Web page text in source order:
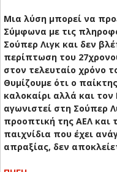
Μια λύση μπορεί να
Σύμφωνα με τις
Σούπερ Λιγκ και δεν
περίπτωση του
στον τελευταίο χρόνο
Θυμίζουμε ότι ο
καλοκαίρι αλλά και
αγωνιστεί στη Σούπερ
προοπτική της ΑΕΛ και
παιχνίδια που έχει
απραξίας, δεν